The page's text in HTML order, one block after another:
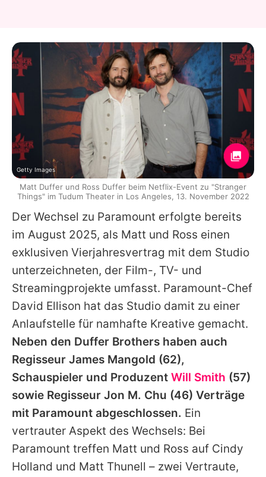
Der Wechsel zu Paramount erfolgte bereits
im August 2025, als Matt und Ross einen
exklusiven Vierjahresvertrag mit dem Studio
unterzeichneten, der Film-, TV- und
Streamingprojekte umfasst. Paramount-Chef
David Ellison hat das Studio damit zu einer
Anlaufstelle für namhafte Kreative gemacht.
Neben den Duffer Brothers haben auch
Regisseur James Mangold (62),
Schauspieler und Produzent Will Smith (57)
sowie Regisseur Jon M. Chu (46) Verträge
mit Paramount abgeschlossen. Ein
vertrauter Aspekt des Wechsels: Bei
Paramount treffen Matt und Ross auf Cindy
Holland und Matt Thunell – zwei Vertraute,
Getty Images
Matt Duffer und Ross Duffer beim Netflix-Event zu "Stranger
Things" im Tudum Theater in Los Angeles, 13. November 2022